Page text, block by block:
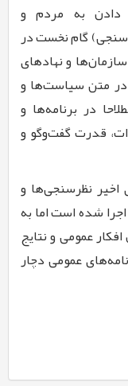
دادن به مردم و
گام نخست در
و نهادهای
متن سیاست‌ها و
در برنامه‌ها و
قدرت گفت‌و‌گو و
نظرسنجی‌ها و
شده است اما به
عمومی و نتایج
عمومی دچار